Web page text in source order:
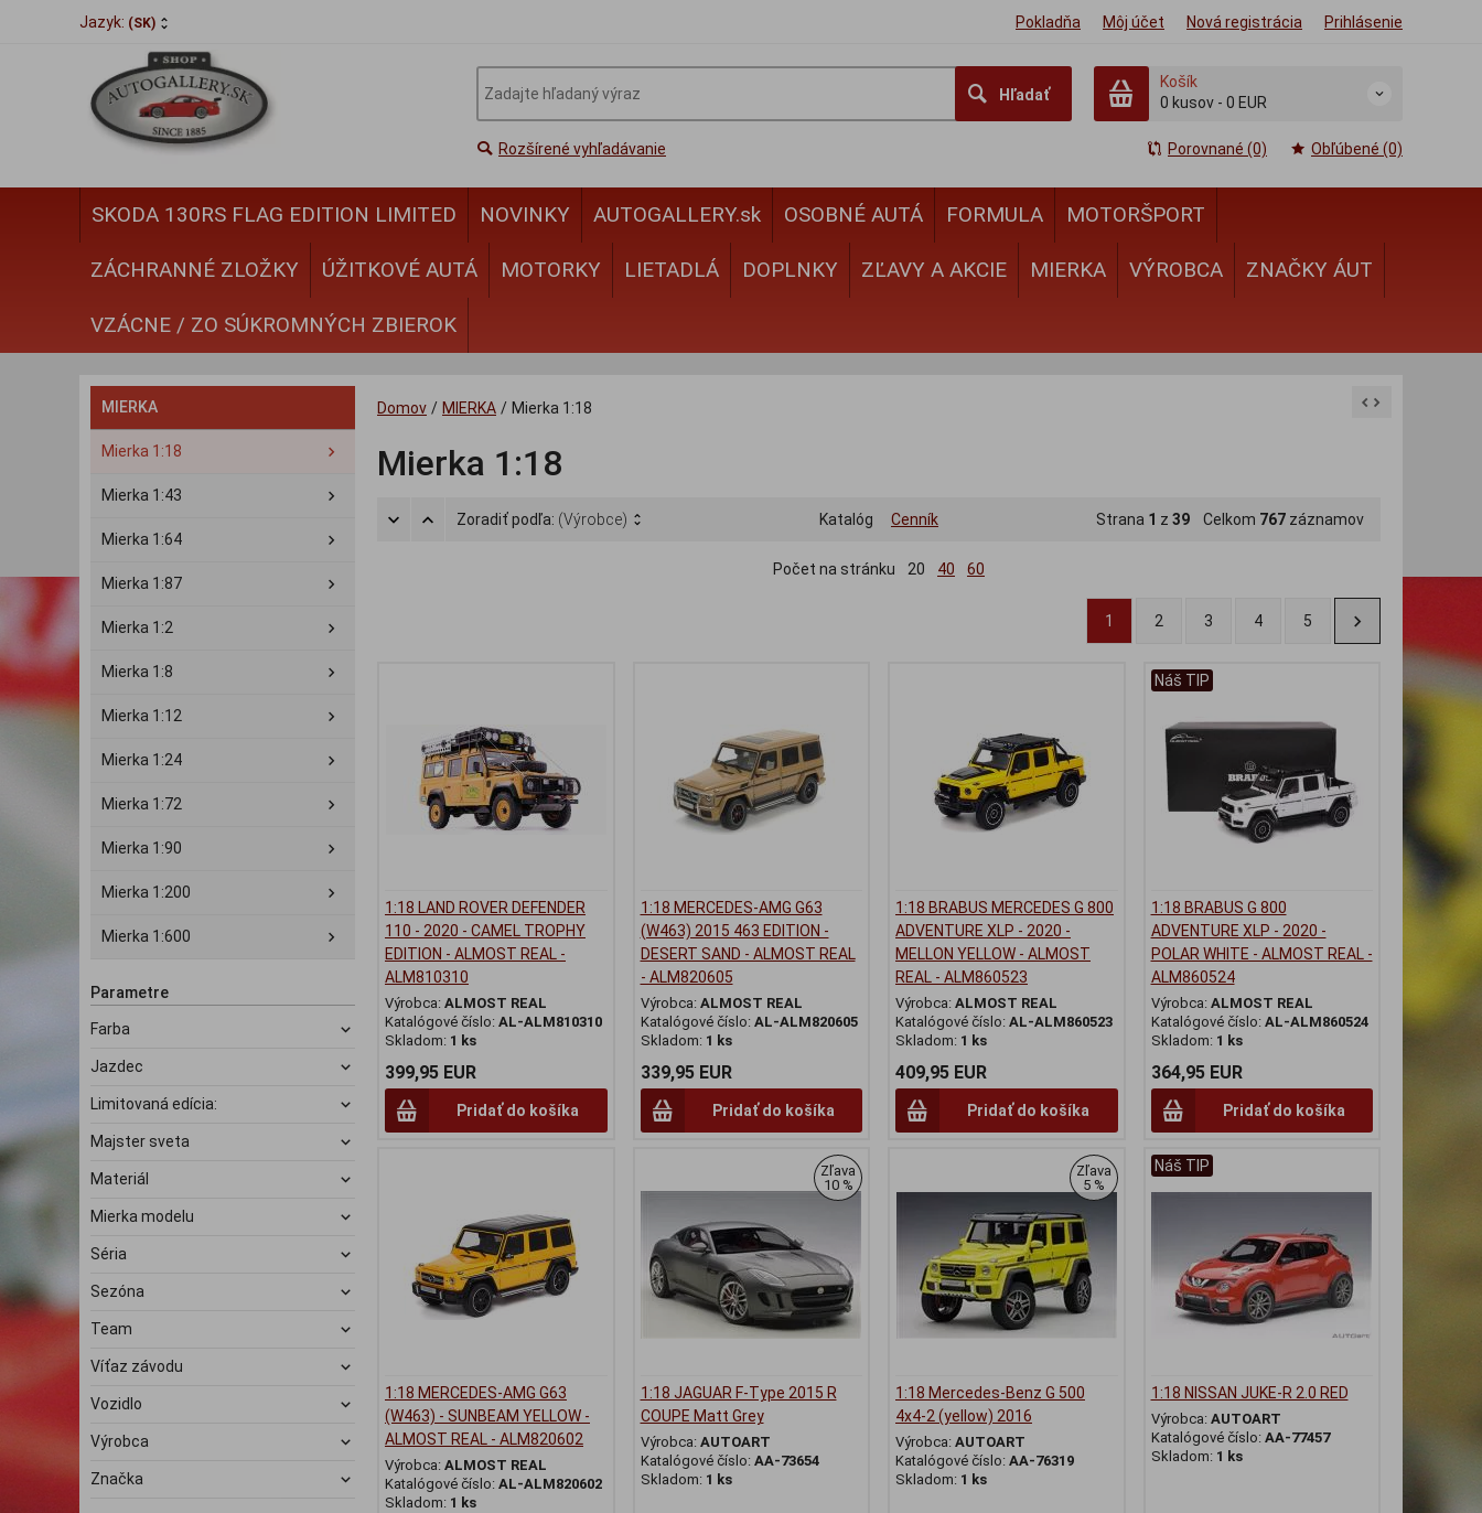
Jazyk: (SK) Pokladňa Môj účet Nová registrácia Prihlásenie
Hľadať
Košík
0 kusov - 0 EUR
Rozšírené vyhľadávanie Porovnané (0) Obľúbené (0)
SKODA 130RS FLAG EDITION LIMITED NOVINKY AUTOGALLERY.sk OSOBNÉ AUTÁ FORMULA MOTORŠPORT
ZÁCHRANNÉ ZLOŽKY ÚŽITKOVÉ AUTÁ MOTORKY LIETADLÁ DOPLNKY ZĽAVY A AKCIE MIERKA VÝROBCA ZNAČKY ÁUT
VZÁCNE / ZO SÚKROMNÝCH ZBIEROK
MIERKA
Mierka 1:18
Mierka 1:43
Mierka 1:64
Mierka 1:87
Mierka 1:2
Mierka 1:8
Mierka 1:12
Mierka 1:24
Mierka 1:72
Mierka 1:90
Mierka 1:200
Mierka 1:600
Parametre
Farba
Jazdec
Limitovaná edícia:
Majster sveta
Materiál
Mierka modelu
Séria
Sezóna
Team
Víťaz závodu
Vozidlo
Výrobca
Značka
Domov / MIERKA / Mierka 1:18
Mierka 1:18
Zoradiť podľa: (Výrobce) Katalóg Cenník Strana 1 z 39 Celkom 767 záznamov
Počet na stránku 20 40 60
1 2 3 4 5
1:18 LAND ROVER DEFENDER
110 - 2020 - CAMEL TROPHY
EDITION - ALMOST REAL -
ALM810310
Výrobca: ALMOST REAL
Katalógové číslo: AL-ALM810310
Skladom: 1 ks
399,95 EUR
Pridať do košíka
1:18 MERCEDES-AMG G63
(W463) 2015 463 EDITION -
DESERT SAND - ALMOST REAL
- ALM820605
Výrobca: ALMOST REAL
Katalógové číslo: AL-ALM820605
Skladom: 1 ks
339,95 EUR
Pridať do košíka
1:18 BRABUS MERCEDES G 800
ADVENTURE XLP - 2020 -
MELLON YELLOW - ALMOST
REAL - ALM860523
Výrobca: ALMOST REAL
Katalógové číslo: AL-ALM860523
Skladom: 1 ks
409,95 EUR
Pridať do košíka
Náš TIP
1:18 BRABUS G 800
ADVENTURE XLP - 2020 -
POLAR WHITE - ALMOST REAL -
ALM860524
Výrobca: ALMOST REAL
Katalógové číslo: AL-ALM860524
Skladom: 1 ks
364,95 EUR
Pridať do košíka
1:18 MERCEDES-AMG G63
(W463) - SUNBEAM YELLOW -
ALMOST REAL - ALM820602
Výrobca: ALMOST REAL
Katalógové číslo: AL-ALM820602
Skladom: 1 ks
Zľava
10 %
1:18 JAGUAR F-Type 2015 R
COUPE Matt Grey
Výrobca: AUTOART
Katalógové číslo: AA-73654
Skladom: 1 ks
Zľava
5 %
1:18 Mercedes-Benz G 500
4x4-2 (yellow) 2016
Výrobca: AUTOART
Katalógové číslo: AA-76319
Skladom: 1 ks
Náš TIP
1:18 NISSAN JUKE-R 2.0 RED
Výrobca: AUTOART
Katalógové číslo: AA-77457
Skladom: 1 ks